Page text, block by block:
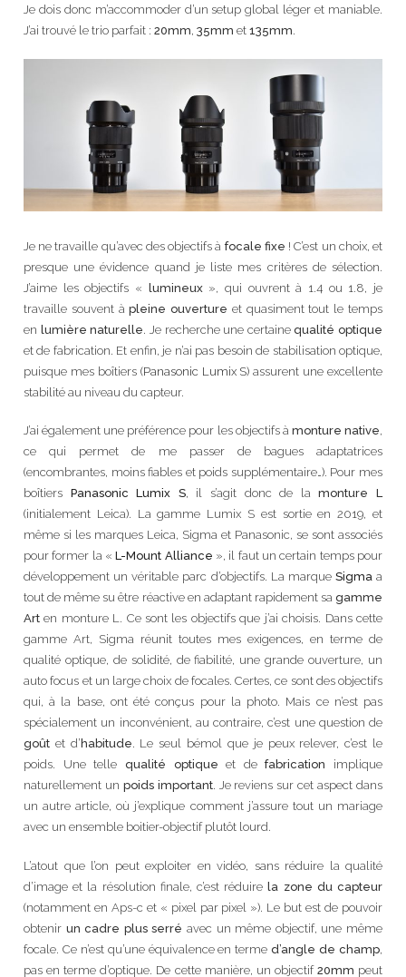
Je dois donc m’accommoder d’un setup global léger et maniable.
J’ai trouvé le trio parfait : 20mm, 35mm et 135mm.
Je ne travaille qu’avec des objectifs à focale fixe ! C’est un choix, et
presque une évidence quand je liste mes critères de sélection.
J’aime les objectifs « lumineux», qui ouvrent à 1.4 ou 1.8, je
travaille souvent àpleine ouverture et quasiment tout le temps
en lumière naturelle . Je recherche une certainequalité optique
et de fabrication. Et enfin, je n’ai pas besoin de stabilisation optique,
puisque mes boîtiers (Panasonic Lumix S) assurent une excellente
stabilité au niveau du capteur.
J’ai également une préférence pour les objectifs à monture native,
ce qui permet de me passer de bagues adaptatrices
(encombrantes, moins fiables et poids supplémentaire…). Pour mes
boîtiers Panasonic Lumix S, il s’agit donc de lamonture L
(initialement Leica). La gamme Lumix S est sortie en 2019, et
même si les marques Leica, Sigma et Panasonic, se sont associés
pour former la «L-Mount Alliance », il faut un certain temps pour
développement un véritable parc d’objectifs. La marque Sigmaa
tout de même su être réactive en adaptant rapidement sa gamme
Art en monture L. Ce sont les objectifs que j’ai choisis. Dans cette
gamme Art, Sigma réunit toutes mes exigences, en terme de
qualité optique, de solidité, de fiabilité, une grande ouverture, un
auto focus et un large choix de focales. Certes, ce sont des objectifs
qui, à la base, ont été conçus pour la photo. Mais ce n’est pas
spécialement un inconvénient, au contraire, c’est une question de
goût et d’ habitude. Le seul bémol que je peux relever, c’est le
poids. Une telle qualité optique et defabrication implique
naturellement un poids important. Je reviens sur cet aspect dans
un autre article, où j’explique comment j’assure tout un mariage
avec un ensemble boitier-objectif plutôt lourd.
L’atout que l’on peut exploiter en vidéo, sans réduire la qualité
d’image et la résolution finale, c’est réduirela zone du capteur
(notamment en Aps-c et « pixel par pixel »). Le but est de pouvoir
obtenir un cadre plus serré avec un même objectif, une même
focale. Ce n’est qu’une équivalence en termed’angle de champ,
pas en terme d’optique. De cette manière, un objectif 20mm peut